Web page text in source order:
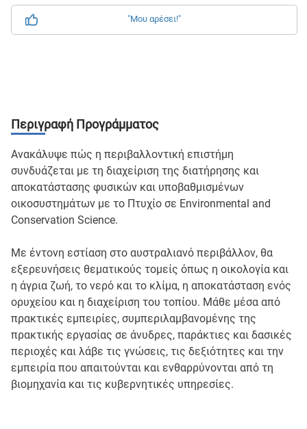
"Μου αρέσει!"
Περιγραφή Προγράμματος
Ανακάλυψε πώς η περιβαλλοντική επιστήμη
συνδυάζεται με τη διαχείριση της διατήρησης και
αποκατάστασης φυσικών και υποβαθμισμένων
οικοσυστημάτων με το Πτυχίο σε Environmental and
Conservation Science.
Με έντονη εστίαση στο αυστραλιανό περιβάλλον, θα
εξερευνήσεις θεματικούς τομείς όπως η οικολογία και
η άγρια ζωή, το νερό και το κλίμα, η αποκατάσταση ενός
ορυχείου και η διαχείριση του τοπίου. Μάθε μέσα από
πρακτικές εμπειρίες, συμπεριλαμβανομένης της
πρακτικής εργασίας σε άνυδρες, παράκτιες και δασικές
περιοχές και λάβε τις γνώσεις, τις δεξιότητες και την
εμπειρία που απαιτούνται και ενθαρρύνονται από τη
βιομηχανία και τις κυβερνητικές υπηρεσίες.